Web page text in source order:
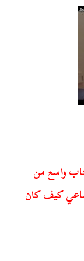
على إعجاب واسع من
كيف كان